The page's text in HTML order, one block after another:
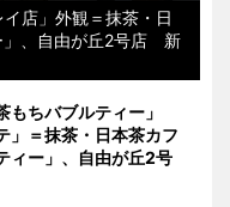
店」外観＝抹茶・日
」、自由が丘2号店 新
もちバブルティー」
」＝抹茶・日本茶カフ
ィー」、自由が丘2号